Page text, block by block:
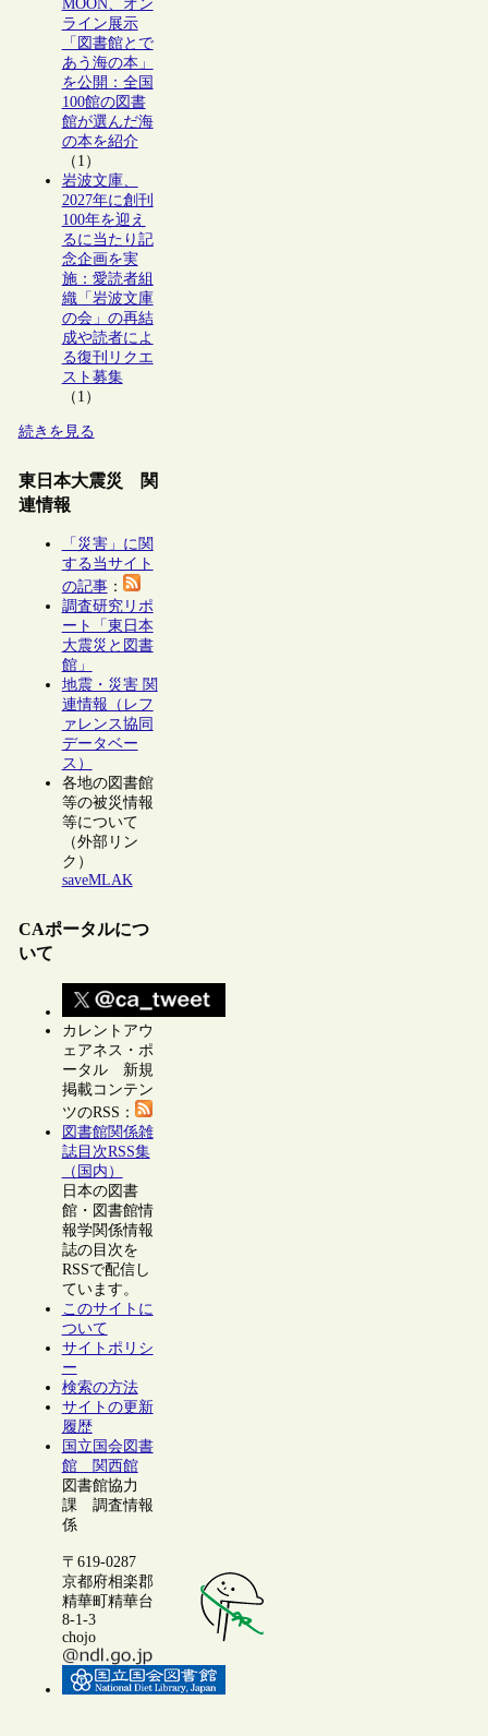
MOON、オン
ライン展示
「図書館とで
あう海の本」
を公開：全国
100館の図書
館が選んだ海
の本を紹介
（1）
岩波文庫、
2027年に創刊
100年を迎え
るに当たり記
念企画を実
施：愛読者組
織「岩波文庫
の会」の再結
成や読者によ
る復刊リクエ
スト募集
（1）
続きを見る
東日本大震災 関
連情報
「災害」に関
する当サイト
の記事：
調査研究リポ
ート「東日本
大震災と図書
館」
地震・災害 関
連情報（レフ
ァレンス協同
データベー
ス）
各地の図書館
等の被災情報
等について
（外部リン
ク）
saveMLAK
CAポータルにつ
いて
カレントアウ
ェアネス・ポ
ータル 新規
掲載コンテン
ツのRSS：
図書館関係雑
誌目次RSS集
（国内）
日本の図書
館・図書館情
報学関係情報
誌の目次を
RSSで配信し
ています。
このサイトに
ついて
サイトポリシ
ー
検索の方法
サイトの更新
履歴
国立国会図書
館 関西館
図書館協力
課 調査情報
係
〒619-0287
京都府相楽郡
精華町精華台
8-1-3
chojo